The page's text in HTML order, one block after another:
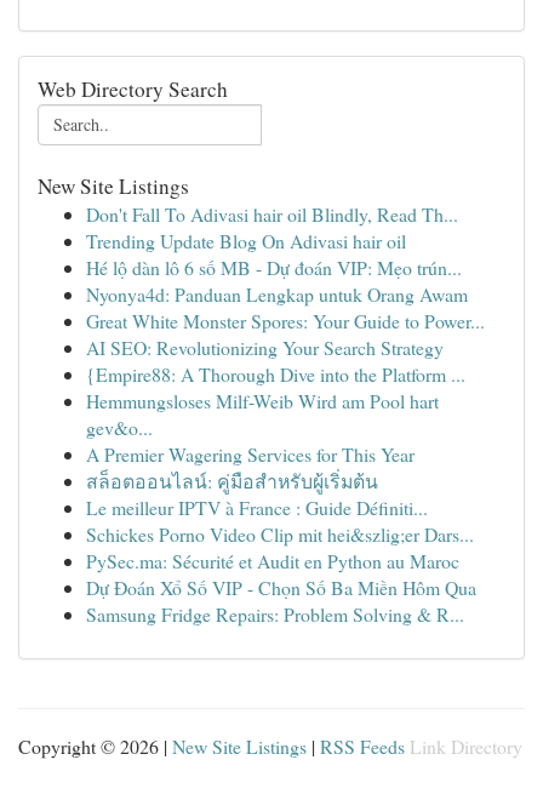
Web Directory Search
New Site Listings
Don't Fall To Adivasi hair oil Blindly, Read Th...
Trending Update Blog On Adivasi hair oil
Hé lộ dàn lô 6 số MB - Dự đoán VIP: Mẹo trún...
Nyonya4d: Panduan Lengkap untuk Orang Awam
Great White Monster Spores: Your Guide to Power...
AI SEO: Revolutionizing Your Search Strategy
{Empire88: A Thorough Dive into the Platform ...
Hemmungsloses Milf-Weib Wird am Pool hart
gev&o...
A Premier Wagering Services for This Year
สล็อตออนไลน์: คู่มือสำหรับผู้เริ่มต้น
Le meilleur IPTV à France : Guide Définiti...
Schickes Porno Video Clip mit hei&szlig;er Dars...
PySec.ma: Sécurité et Audit en Python au Maroc
Dự Đoán Xổ Số VIP - Chọn Số Ba Miền Hôm Qua
Samsung Fridge Repairs: Problem Solving & R...
Copyright © 2026 | New Site Listings | RSS Feeds Link Directory